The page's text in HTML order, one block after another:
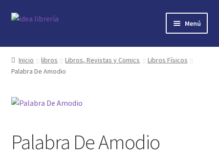
Ir
Ir
Menú
Inicio
contacto
libros
nosotros
Inicio libros Libros, Revistas y Comics
Libros Físicos
Palabra De Amodio
Palabra De Amodio